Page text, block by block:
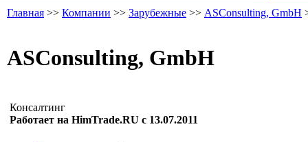
Главная >> Компании >> Зарубежные >> ASConsulting, GmbH
ASConsulting, GmbH
Консалтинг
Работает на HimTrade.RU с 13.07.2011